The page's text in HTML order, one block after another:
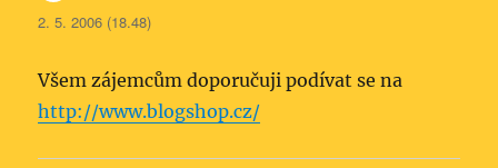
2. 5. 2006 (18.48)
Všem zájemcům doporučuji podívat se na
http://www.blogshop.cz/